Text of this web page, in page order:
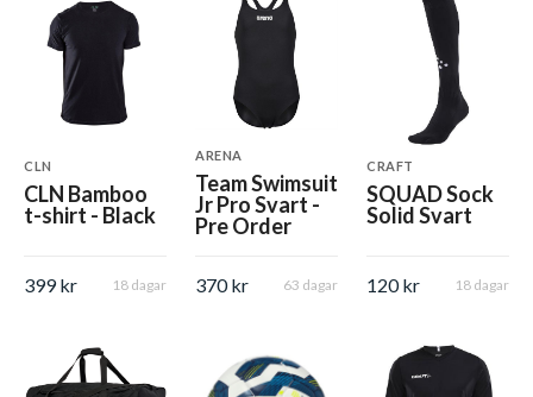
CLN
CLN Bamboo
t-shirt - Black
399 kr 18 dagar
ARENA
Team Swimsuit
Jr Pro Svart -
Pre Order
370 kr 63 dagar
CRAFT
SQUAD Sock
Solid Svart
120 kr 18 dagar